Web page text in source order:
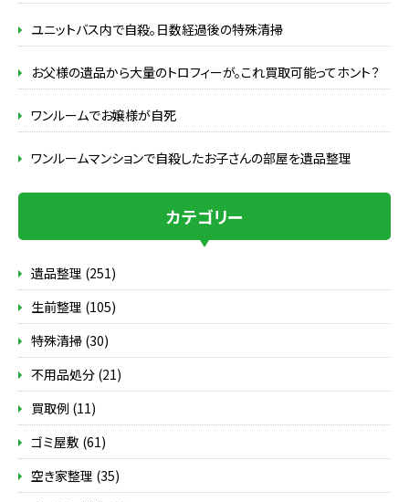
ユニットバス内で自殺。日数経過後の特殊清掃
お父様の遺品から大量のトロフィーが。これ買取可能ってホント？
ワンルームでお嬢様が自死
ワンルームマンションで自殺したお子さんの部屋を遺品整理
カテゴリー
遺品整理 (251)
生前整理 (105)
特殊清掃 (30)
不用品処分 (21)
買取例 (11)
ゴミ屋敷 (61)
空き家整理 (35)